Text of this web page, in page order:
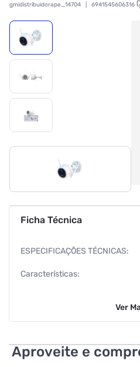
gmidistribuidorape_14704 6941545606316
Ficha Técnica
ESPECIFICAÇÕES TÉCNICAS:
Características:
Especificações:
Ver
Aproveite e